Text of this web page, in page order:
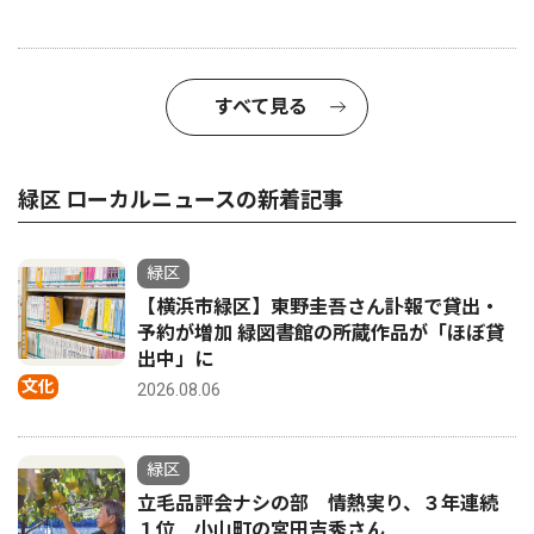
すべて見る
緑区 ローカルニュースの新着記事
文化
緑区
【横浜市緑区】東野圭吾さん訃報で貸出・
予約が増加 緑図書館の所蔵作品が「ほぼ貸
出中」に
2026.08.06
緑区
立毛品評会ナシの部 情熱実り、３年連続